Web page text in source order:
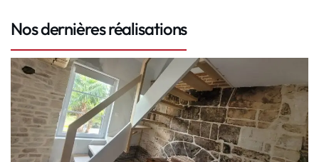
Nos dernières réalisations